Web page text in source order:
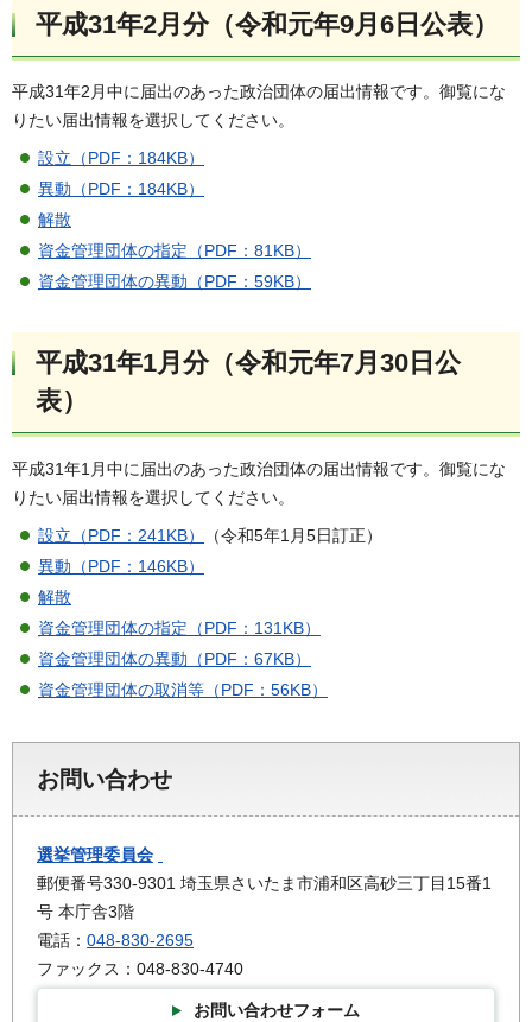
平成31年2月分（令和元年9月6日公表）
平成31年2月中に届出のあった政治団体の届出情報です。御覧にな
りたい届出情報を選択してください。
設立（PDF：184KB）
異動（PDF：184KB）
解散
資金管理団体の指定（PDF：81KB）
資金管理団体の異動（PDF：59KB）
平成31年1月分（令和元年7月30日公
表）
平成31年1月中に届出のあった政治団体の届出情報です。御覧にな
りたい届出情報を選択してください。
設立（PDF：241KB）
（令和5年1月5日訂正）
異動（PDF：146KB）
解散
資金管理団体の指定（PDF：131KB）
資金管理団体の異動（PDF：67KB）
資金管理団体の取消等（PDF：56KB）
お問い合わせ
選挙管理委員会
郵便番号330-9301 埼玉県さいたま市浦和区高砂三丁目15番1
号 本庁舎3階
電話： 048-830-2695
ファックス：048-830-4740
お問い合わせフォーム